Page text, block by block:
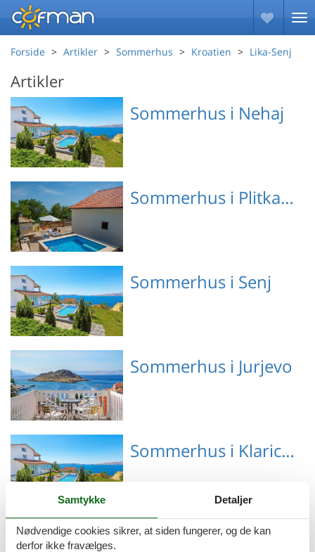
Forside Artikler Sommerhus Kroatien Lika-Senj
Artikler
Sommerhus i Nehaj
Emne nr.: 310-
HR3420.110.1
Sommerhus i Plitka Draga
Emne nr.: 310-
HR3750.202.1
Sommerhus i Senj
HR3420.110.1
Sommerhus i Jurjevo
Emne nr.: 310-
HR3420.621.1
Sommerhus i Klaricevac
Emne nr.: 310-
HR3420.110.1
Samtykke Detaljer
Nødvendige cookies sikrer, at siden fungerer, og de kan
derfor ikke fravælges.